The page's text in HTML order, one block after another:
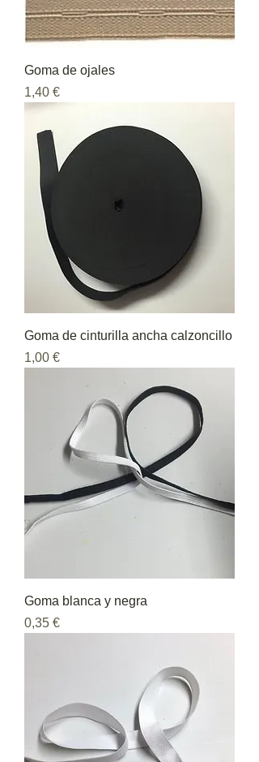
Goma de ojales
Precio
1,40 €
Goma de cinturilla ancha calzoncillo
Precio
1,00 €
Goma blanca y negra
Precio
0,35 €